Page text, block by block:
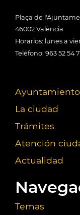
Plaça de
46002 València
Horarios: lunes a
Teléfono: 963 52 54
Ayuntamiento
La ciudad
Trámites
Atención
Actualidad
Temas